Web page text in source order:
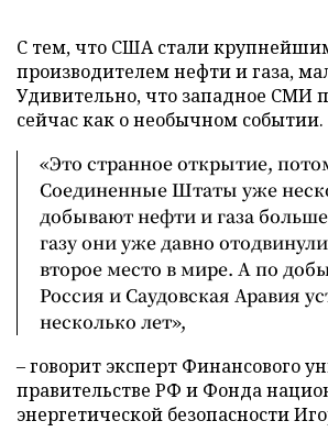
С тем, что США стали
производителем нефти и газа,
Удивительно, что западное СМИ
сейчас как о необычном событии.
«Это странное открытие,
Соединенные Штаты уже
добывают нефти и газа
газу они уже давно
второе место в мире. А по
Россия и Саудовская Аравия
несколько лет»,
– говорит эксперт Финансового
правительстве РФ и Фонда
энергетической безопасности